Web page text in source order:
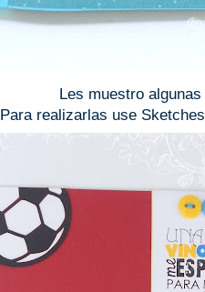
Les muestro
Para realizarlas use